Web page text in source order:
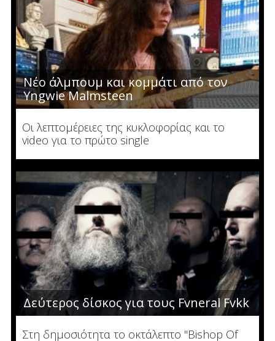
Νέο άλμπουμ και κομμάτι από τον
Yngwie Malmsteen
Οι λεπτομέρειες της κυκλοφορίας και το
video για το πρώτο single
Δεύτερος δίσκος για τους Fvneral Fvkk
Στη δημοσιότητα το οκτάλεπτο "Bishop Of